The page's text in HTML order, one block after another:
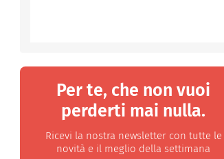
Per te, che non vuoi
perderti mai nulla.
Ricevi la nostra newsletter con tutte le
novità e il meglio della settimana